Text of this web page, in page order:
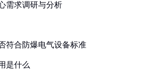
需求调研与分析
符合防爆电气设备标准
是什么